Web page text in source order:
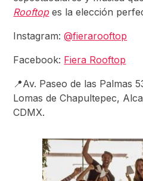
Rooftopes la elección
Instagram:@fierarooftop
Facebook: Fiera Rooftop
📍Av. Paseo de las Palmas
Lomas de Chapultepec,
CDMX.